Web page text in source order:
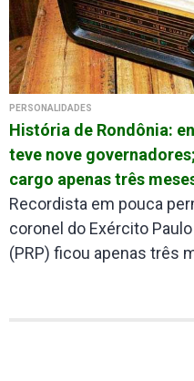
PERSONALIDADES
História de Rondônia:
teve nove
cargo apenas três
Recordista em pouca
coronel do Exército
(PRP) ficou apenas três